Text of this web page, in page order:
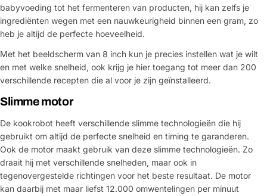
babyvoeding tot het fermenteren van producten, hij kan zelfs je
ingrediënten wegen met een nauwkeurigheid binnen een gram, zo
heb je altijd de perfecte hoeveelheid.
Met het beeldscherm van 8 inch kun je precies instellen wat je wilt
en met welke snelheid, ook krijg je hier toegang tot meer dan 200
verschillende recepten die al voor je zijn geïnstalleerd.
Slimme motor
De kookrobot heeft verschillende slimme technologieën die hij
gebruikt om altijd de perfecte snelheid en timing te garanderen.
Ook de motor maakt gebruik van deze slimme technologieën. Zo
draait hij met verschillende snelheden, maar ook in
tegenovergestelde richtingen voor het beste resultaat. De motor
kan daarbij met maar liefst 12.000 omwentelingen per minuut